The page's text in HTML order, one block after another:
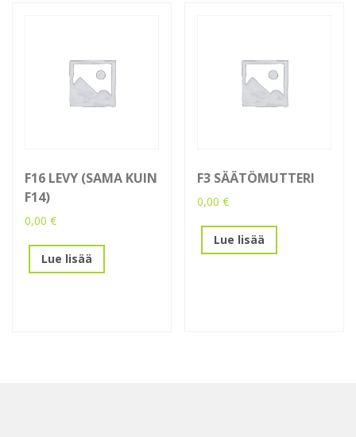
F16 LEVY (SAMA KUIN
F14)
0,00 €
Lue lisää
F3 SÄÄTÖMUTTERI
0,00€
Lue lisää